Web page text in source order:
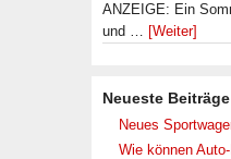
ANZEIGE: Ein
und … [Weiter]
Neueste Beiträge
Neues
Wie können